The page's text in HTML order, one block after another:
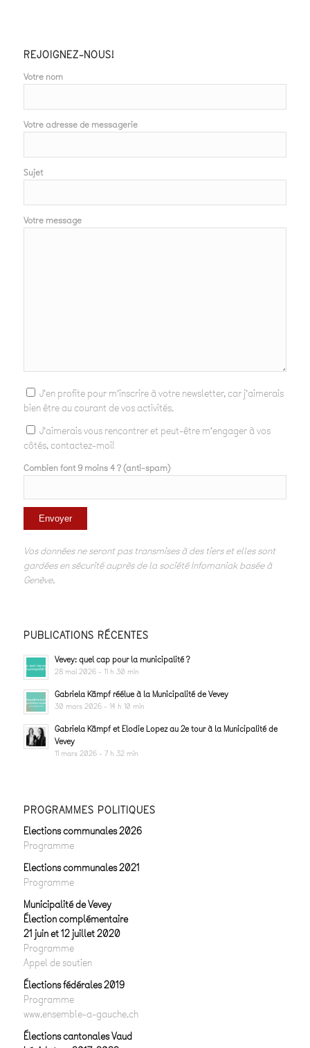
REJOIGNEZ-NOUS!
Votre nom
Votre adresse de messagerie
Sujet
Votre message
J'en profite pour m'inscrire à votre newsletter, car j'aimerais
bien être au courant de vos activités.
J'aimerais vous rencontrer et peut-être m'engager à vos
côtés, contactez-moi!
Combien font 9 moins 4 ? (anti-spam)
Vos données ne seront pas transmises à des tiers et elles sont
gardées en sécurité auprès de la société Infomaniak basée à
Genève.
PUBLICATIONS RÉCENTES
Vevey: quel cap pour la municipalité ?
28 mai 2026 - 11 h 30 min
Gabriela Kämpf réélue à la Municipalité de Vevey
30 mars 2026 - 14 h 10 min
Gabriela Kämpf et Elodie Lopez au 2e tour à la Municipalité de
Vevey
11 mars 2026 - 7 h 32 min
PROGRAMMES POLITIQUES
Elections communales 2026
Programme
Elections communales 2021
Programme
Municipalité de Vevey
Élection complémentaire
21 juin et 12 juillet 2020
Programme
Appel de soutien
Élections fédérales 2019
Programme
www.ensemble-a-gauche.ch
Élections cantonales Vaud